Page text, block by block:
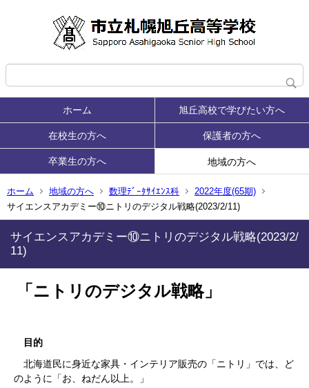
ホーム 旭丘高校で学びたい方へ
在校生の方へ 保護者の方へ
卒業生の方へ 地域の方へ
ホーム 地域の方へ 数理ﾃﾞｰﾀｻｲｴﾝｽ科
2022年度(65期)
サイエンスアカデミー⑩ニトリのデジタル戦略(2023/2/11)
サイエンスアカデミー⑩ニトリのデジタル戦略(2023/2/
11)
「 ニトリのデジタル戦略」
目的
北海道民に身近な家具・インテリア販売の「ニトリ」では、ど
のように 「お、ねだん以上。」